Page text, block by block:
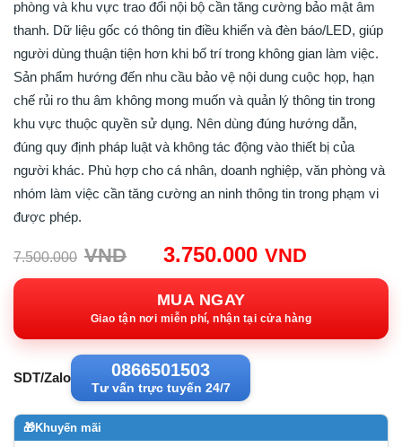
phòng và khu vực trao đổi nội bộ cần tăng cường bảo mật âm
thanh. Dữ liệu gốc có thông tin điều khiển và đèn báo/LED, giúp
người dùng thuận tiện hơn khi bố trí trong không gian làm việc.
Sản phẩm hướng đến nhu cầu bảo vệ nội dung cuộc họp, hạn
chế rủi ro thu âm không mong muốn và quản lý thông tin trong
khu vực thuộc quyền sử dụng. Nên dùng đúng hướng dẫn,
đúng quy định pháp luật và không tác động vào thiết bị của
người khác. Phù hợp cho cá nhân, doanh nghiệp, văn phòng và
nhóm làm việc cần tăng cường an ninh thông tin trong phạm vi
được phép.
7.500.000 VND
Giá
gốc:
7.500.000VND.
3.750.000 VND
hiện
MUA NGAY
Giao tận nơi miễn phí, nhận tại cửa hàng
SDT/Zalo 0866501503
Tư vấn trực tuyến 24/7
🎁Khuyến mãi